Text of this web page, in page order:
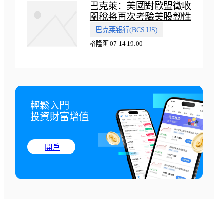
巴克萊：美國對歐盟徵收
關稅將再次考驗美股韌性
巴克莱银行(BCS.US)
格隆匯 07-14 19:00
輕鬆入門
投資財富增值
開戶